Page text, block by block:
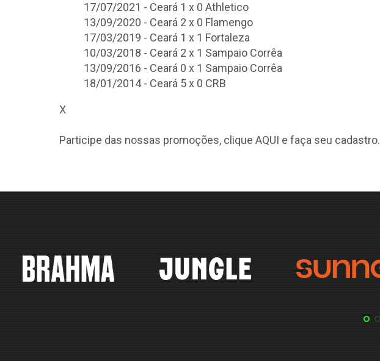
17/07/2021 - Ceará 1 x 0 Athletico
13/09/2020 - Ceará 2 x 0 Flamengo
17/03/2019 - Ceará 1 x 1 Fortaleza
10/03/2018 - Ceará 2 x 1 Sampaio Corrêa
13/09/2016 - Ceará 0 x 1 Sampaio Corrêa
18/01/2014 - Ceará 5 x 0 CRB
X
Participe das nossas promoções, clique AQUI e faça seu cadastro.